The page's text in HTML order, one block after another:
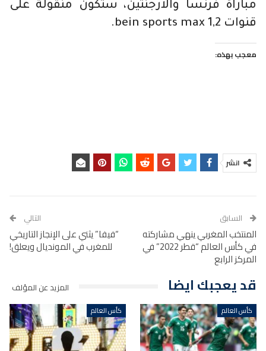
مباراة فرنسا والأرجنتين، ستكون منقولة على
قنوات bein sports max 1,2.
معجب بهذه:
انشر
السابق
المنتخب المغربي ينهي مشاركته
في كأس العالم “قطر 2022” في
المركز الرابع
التالي
“فيفا” يثني على الإنجاز التاريخي
للمغرب في المونديال ويعلق!
قد يعجبك ايضا المزيد عن المؤلف
كأس العالم كأس العالم